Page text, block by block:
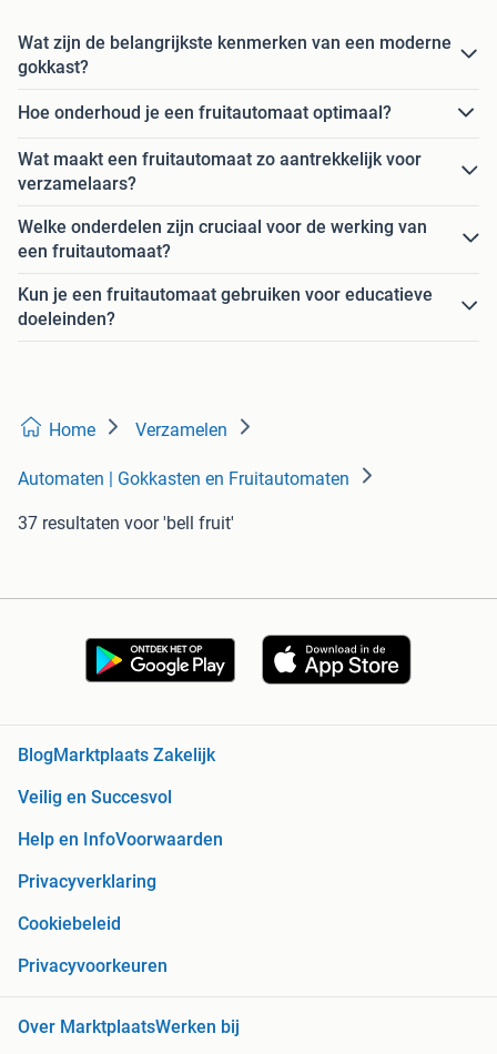
Wat zijn de belangrijkste kenmerken van een moderne
gokkast?
Hoe onderhoud je een fruitautomaat optimaal?
Wat maakt een fruitautomaat zo aantrekkelijk voor
verzamelaars?
Welke onderdelen zijn cruciaal voor de werking van
een fruitautomaat?
Kun je een fruitautomaat gebruiken voor educatieve
doeleinden?
Home Verzamelen
Automaten | Gokkasten en Fruitautomaten
37 resultaten voor 'bell fruit'
BlogMarktplaats Zakelijk
Veilig en Succesvol
Help en InfoVoorwaarden
Privacyverklaring
Cookiebeleid
Privacyvoorkeuren
Over MarktplaatsWerken bij